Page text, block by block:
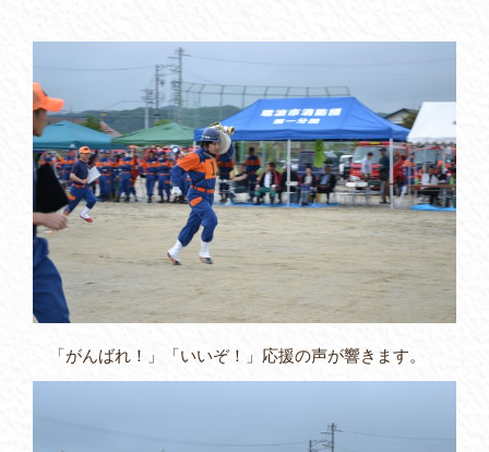
「がんばれ！」「いいぞ！」応援の声が響きます。